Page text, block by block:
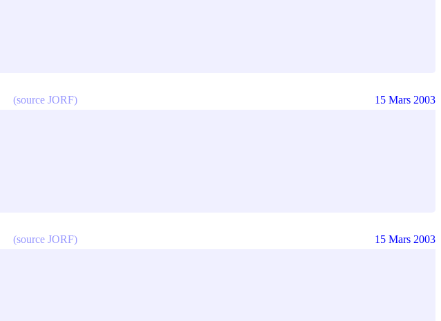
(source JORF) 15 Mars 2003
(source JORF) 15 Mars 2003